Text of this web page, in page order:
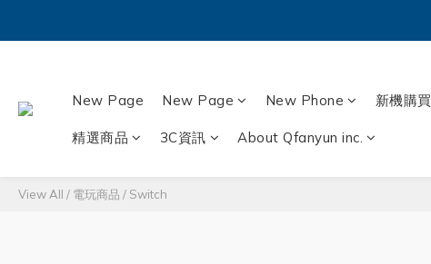
New Page New Page New Phone 新機購買
精選商品 3C資訊 About Qfanyun inc.
View All / 電玩商品 / Switch